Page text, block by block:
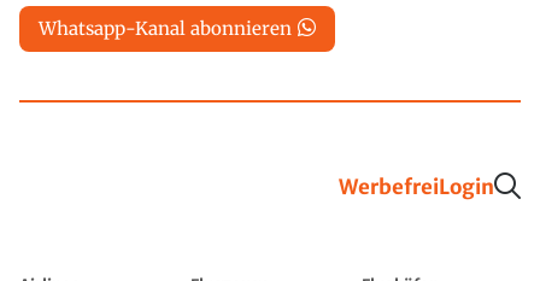
Whatsapp-Kanal abonnieren
WerbefreiLogin